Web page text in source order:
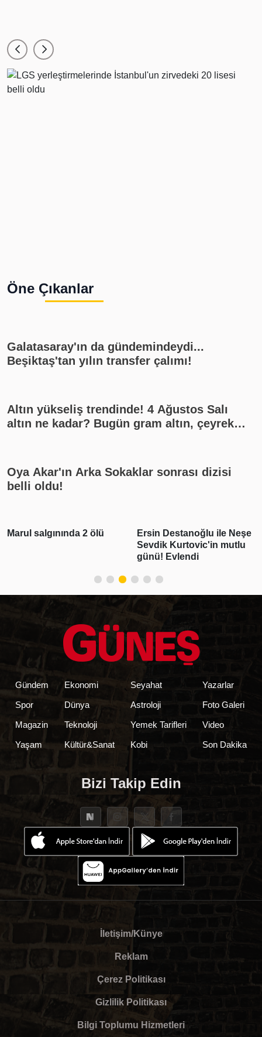
Öne Çıkanlar
Galatasaray'ın da gündemindeydi...
Beşiktaş'tan yılın transfer çalımı!
Altın yükseliş trendinde! 4 Ağustos Salı
altın ne kadar? Bugün gram altın, çeyrek
rakamları, canlı takip
Oya Akar'ın Arka Sokaklar sonrası dizisi
belli oldu!
Marul salgınında 2 ölü
Ersin Destanoğlu ile Neşe
Sevdik Kurtovic'in mutlu
günü! Evlendi
Gündem
Spor
Magazin
Yaşam
Ekonomi
Dünya
Teknoloji
Kültür&Sanat
Seyahat
Astroloji
Yemek Tarifleri
Kobi
Yazarlar
Foto Galeri
Video
Son Dakika
Bizi Takip Edin
İletişim/Künye
Reklam
Çerez Politikası
Gizlilik Politikası
Bilgi Toplumu Hizmetleri